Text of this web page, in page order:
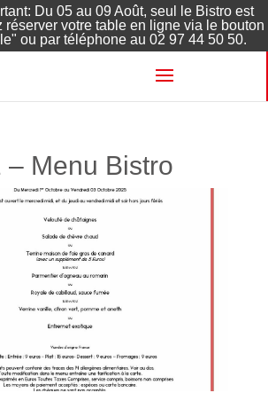
Du 05 au 09 Août, seul le Bistro est
réserver votre table en ligne via le bouton
ou par téléphone au 02 97 44 50 50.
– Menu Bistro